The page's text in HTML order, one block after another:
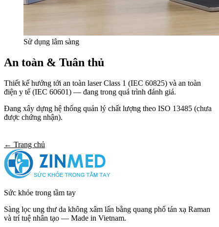
Sử dụng lâm sàng
An toàn & Tuân thủ
Thiết kế hướng tới an toàn laser Class 1 (IEC 60825) và an toàn
điện y tế (IEC 60601) — đang trong quá trình đánh giá.
Đang xây dựng hệ thống quản lý chất lượng theo ISO 13485 (chưa
được chứng nhận).
← Trang chủ
Sức khỏe trong tầm tay
Sàng lọc ung thư da không xâm lấn bằng quang phổ tán xạ Raman
và trí tuệ nhân tạo — Made in Vietnam.